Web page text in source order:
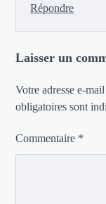
Répondre
Laisser un
Votre adresse e-
obligatoires sont
Commentaire *